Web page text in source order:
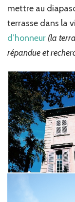
mettre au
terrasse dans la
d’honneur (la
répandue et